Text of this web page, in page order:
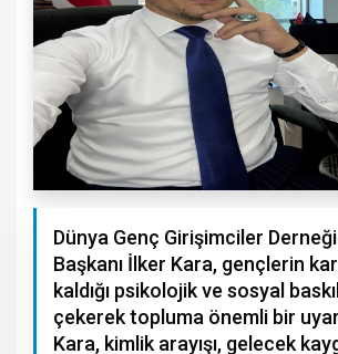
Dünya Genç Girişimciler Derneği
Başkanı İlker Kara, gençlerin
kaldığı psikolojik ve sosyal
çekerek topluma önemli bir
Kara, kimlik arayışı, gelecek